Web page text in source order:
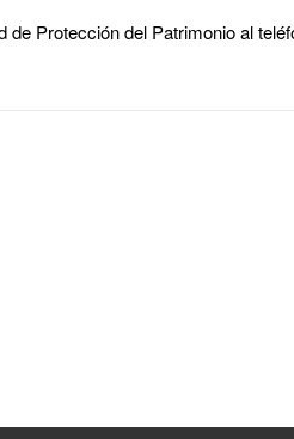
Protección del Patrimonio al